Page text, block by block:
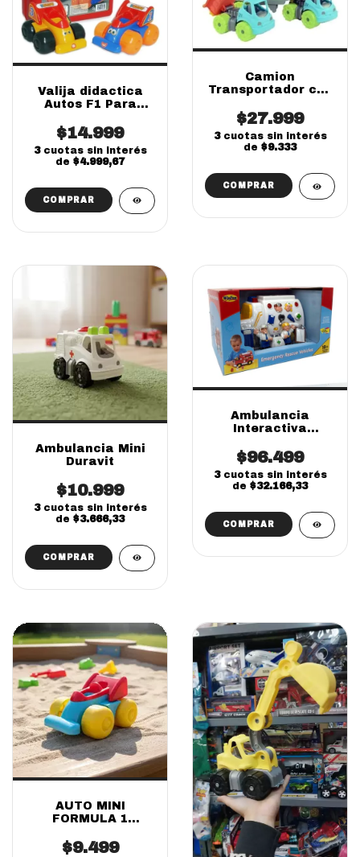
Valija didactica
Autos F1 Para
$14.999
3 cuotas sin interés
de $4.999,67
Camion
Transportador con
Volcador Duravit
$27.999
3 cuotas sin interés
de $9.333
Ambulancia Mini
Duravit
$10.999
3 cuotas sin interés
de $3.666,33
Ambulancia
Interactiva
Vehicles | Winfun
Imp Blumen
$96.499
3 cuotas sin interés
de $32.166,33
AUTO MINI
FORMULA 1
$9.499